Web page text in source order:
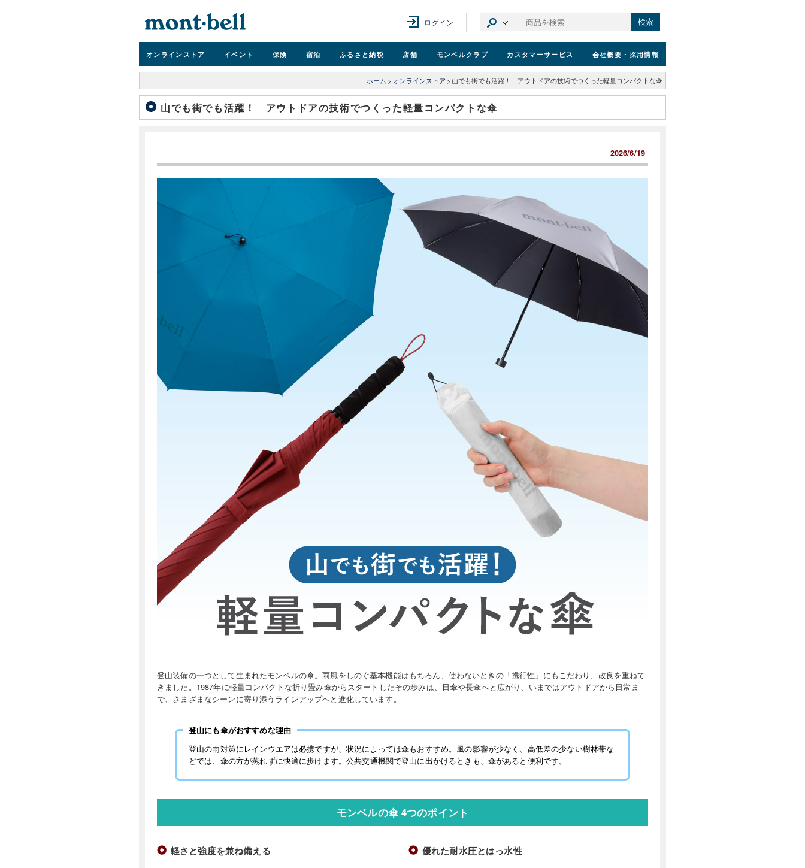
ログイン 検索
オンラインストア イベント 保険 宿泊 ふるさと納税 店舗 モンベルクラブ カスタマーサービス 会社概要 ・採用情報
ホーム > オンラインストア > 山でも街でも活躍！ アウトドアの技術でつくった軽量コンパクトな傘
山でも街でも活躍！ アウトドアの技術でつくった軽量コンパクトな傘
2026/6/19
登山装備の一つとして生まれたモンベルの傘。雨風をしのぐ基本機能はもちろん、使わないときの「携行性」にもこだわり、改良を重ねて
きました。1987年に軽量コンパクトな折り畳み傘からスタートしたその歩みは、日傘や長傘へと広がり、いまではアウトドアから日常ま
で、さまざまなシーンに寄り添うラインアップへと進化しています。
登山にも傘がおすすめな理由
登山の雨対策にレインウエアは必携ですが、状況によっては傘もおすすめ。風の影響が少なく、高低差の少ない樹林帯な
どでは、傘の方が蒸れずに快適に歩けます。公共交通機関で登山に出かけるときも、傘があると便利です。
モンベルの傘 4つのポイント
軽さと強度を兼ね備える 優れた耐水圧とはっ水性